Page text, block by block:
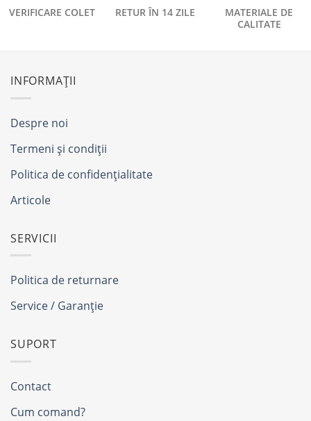
VERIFICARE COLET RETUR ÎN 14 ZILE
MATERIALE DE
CALITATE
INFORMAȚII
Despre noi
Termeni și condiții
Politica de confidențialitate
Articole
SERVICII
Politica de returnare
Service / Garanție
SUPORT
Contact
Cum comand?